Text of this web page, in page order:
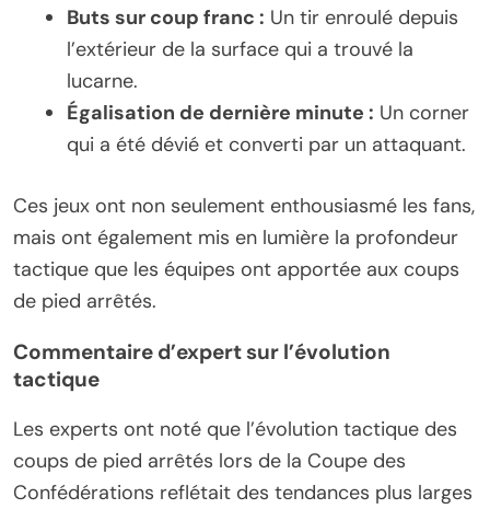
Buts sur coup franc : Un tir enroulé depuis
l’extérieur de la surface qui a trouvé la
lucarne.
Égalisation de dernière minute : Un corner
qui a été dévié et converti par un attaquant.
Ces jeux ont non seulement enthousiasmé les fans,
mais ont également mis en lumière la profondeur
tactique que les équipes ont apportée aux coups
de pied arrêtés.
Commentaire d’expert sur l’évolution
tactique
Les experts ont noté que l’évolution tactique des
coups de pied arrêtés lors de la Coupe des
Confédérations reflétait des tendances plus larges